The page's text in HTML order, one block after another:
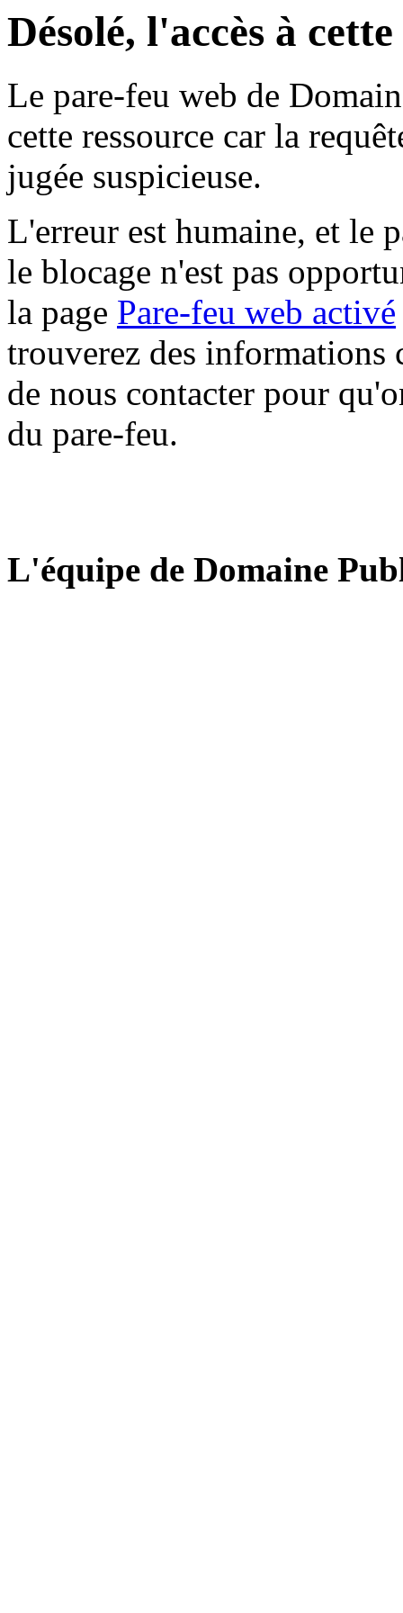
Désolé, l'accès à
Le pare-feu web de
cette ressource car la
jugée suspicieuse.
L'erreur est humaine, et le
le blocage n'est pas
la page Pare-feu web activé
trouverez des informations
de nous contacter pour
du pare-feu.
L'équipe de Domaine